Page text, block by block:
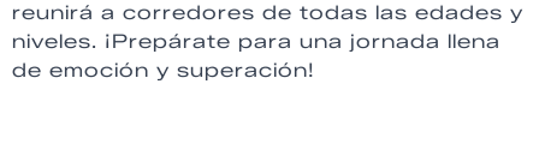
reunirá a corredores de todas las edades y
niveles. ¡Prepárate para una jornada llena
de emoción y superación!